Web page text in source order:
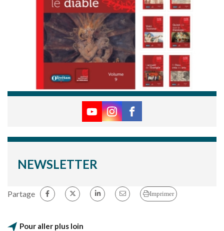
NEWSLETTER
Partage Imprimer
Pour aller plus loin